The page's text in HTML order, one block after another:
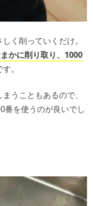
く削っていくだけ。
かに削り取り、1000
。
うこともあるので、
番を使うのが良いでし